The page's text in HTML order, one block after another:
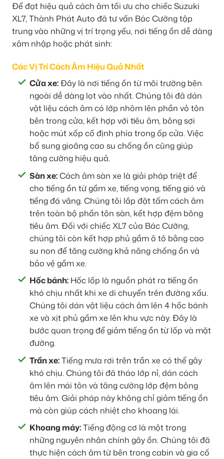
Để đạt hiệu quả cách âm tối ưu cho chiếc Suzuki
XL7, Thành Phát Auto đã tư vấn Bác Cường tập
trung vào những vị trí trọng yếu, nơi tiếng ồn dễ dàng
xâm nhập hoặc phát sinh:
Các Vị Trí Cách Âm Hiệu Quả Nhất
Cửa xe:Đây là nơi tiếng ồn từ môi trường bên
ngoài dễ dàng lọt vào nhất. Chúng tôi đã dán
vật liệu cách âm có lớp nhôm lên phần vỏ tôn
bên trong cửa, kết hợp với tiêu âm, bông sợi
hoặc mút xốp cố định phía trong ốp cửa. Việc
bổ sung gioăng cao su chống ồn cũng giúp
tăng cường hiệu quả.
Sàn xe:Cách âm sàn xe là giải pháp triệt để
cho tiếng ồn từ gầm xe, tiếng vọng, tiếng gió và
tiếng đá văng. Chúng tôi lắp đặt tấm cách âm
trên toàn bộ phần tôn sàn, kết hợp đệm bông
tiêu âm. Đối với chiếc XL7 của Bác Cường,
chúng tôi còn kết hợp phủ gầm ô tô bằng cao
su non để tăng cường khả năng chống ồn và
bảo vệ gầm xe.
Hốc bánh: Hốc lốp là nguồn phát ra tiếng ồn
khó chịu nhất khi xe di chuyển trên đường xấu.
Chúng tôi dán vật liệu cách âm lên 4 hốc bánh
xe và xịt phủ gầm xe lên khu vực này. Đây là
bước quan trọng để giảm tiếng ồn từ lốp và mặt
đường.
Trần xe:Tiếng mưa rơi trên trần xe có thể gây
khó chịu. Chúng tôi đã tháo lớp nỉ, dán cách
âm lên mái tôn và tăng cường lớp đệm bông
tiêu âm. Giải pháp này không chỉ giảm tiếng ồn
mà còn giúp cách nhiệt cho khoang lái.
Khoang máy:Tiếng động cơ là một trong
những nguyên nhân chính gây ồn. Chúng tôi đã
thực hiện cách âm từ bên trong cabin và gia cố